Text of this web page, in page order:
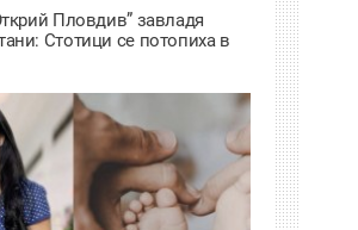
Пловдив” завладя
Стотици се потопиха в
под тепетата